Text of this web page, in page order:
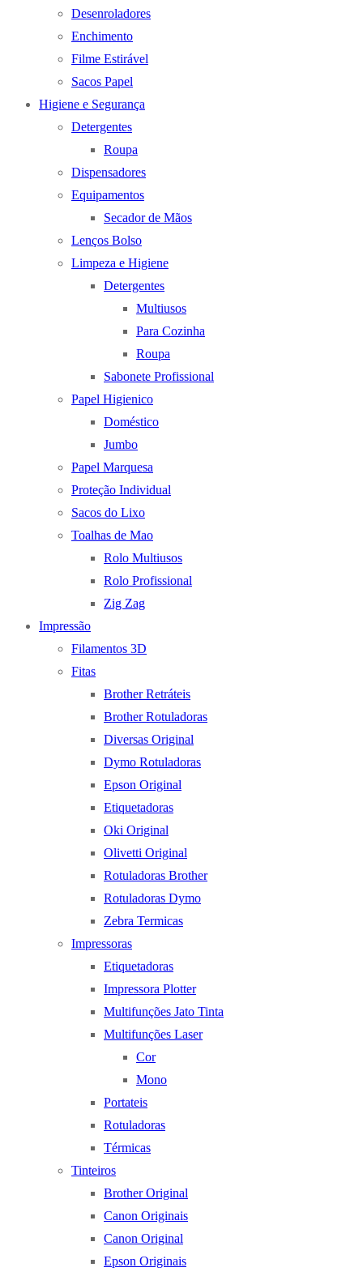
Desenroladores
Enchimento
Filme Estirável
Sacos Papel
Higiene e Segurança
Detergentes
Roupa
Dispensadores
Equipamentos
Secador de Mãos
Lenços Bolso
Limpeza e Higiene
Detergentes
Multiusos
Para Cozinha
Roupa
Sabonete Profissional
Papel Higienico
Doméstico
Jumbo
Papel Marquesa
Proteção Individual
Sacos do Lixo
Toalhas de Mao
Rolo Multiusos
Rolo Profissional
Zig Zag
Impressão
Filamentos 3D
Fitas
Brother Retráteis
Brother Rotuladoras
Diversas Original
Dymo Rotuladoras
Epson Original
Etiquetadoras
Oki Original
Olivetti Original
Rotuladoras Brother
Rotuladoras Dymo
Zebra Termicas
Impressoras
Etiquetadoras
Impressora Plotter
Multifunções Jato Tinta
Multifunções Laser
Cor
Mono
Portateis
Rotuladoras
Térmicas
Tinteiros
Brother Original
Canon Originais
Canon Original
Epson Originais